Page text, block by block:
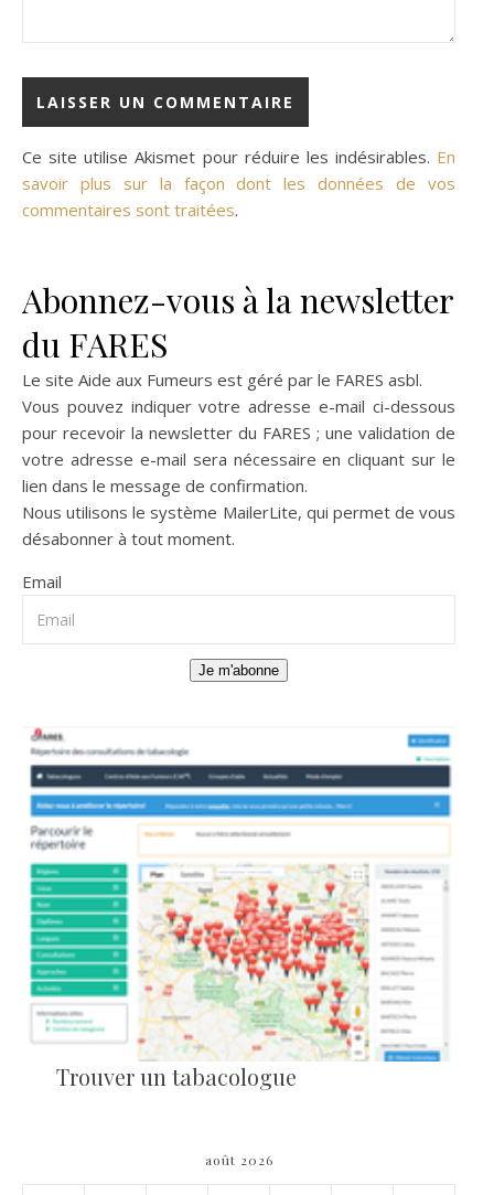
Ce site utilise Akismet pour réduire les indésirables. En
savoir plus sur la façon dont les données de vos
commentaires sont traitées.
Abonnez-vous à la newsletter
du FARES
Le site Aide aux Fumeurs est géré par le FARES asbl.
Vous pouvez indiquer votre adresse e-mail ci-dessous
pour recevoir la newsletter du FARES ; une validation de
votre adresse e-mail sera nécessaire en cliquant sur le
lien dans le message de confirmation.
Nous utilisons le système MailerLite, qui permet de vous
désabonner à tout moment.
Email
Je m'abonne
Trouver un tabacologue
août 2026